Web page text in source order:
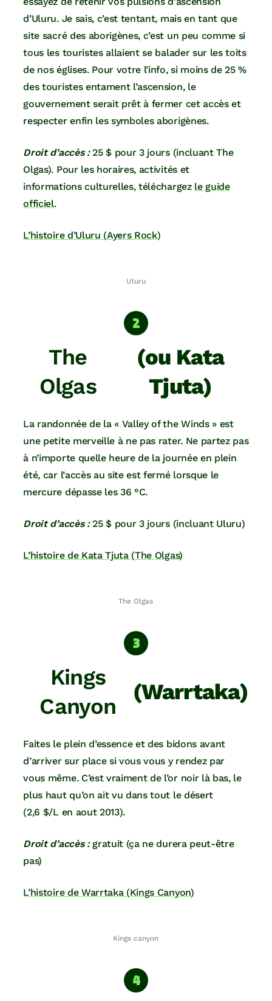
d’Uluru. Je sais, c’est tentant, mais en tant que
site sacré des aborigènes, c’est un peu comme si
tous les touristes allaient se balader sur les toits
de nos églises. Pour votre l’info, si moins de 25 %
des touristes entament l’ascension, le
gouvernement serait prêt à fermer cet accès et
respecter enfin les symboles aborigènes.
Droit d’accès : 25 $ pour 3 jours (incluant The
Olgas). Pour les horaires, activités et
informations culturelles, téléchargez le guide
officiel.
L’histoire d’Uluru (Ayers Rock)
Uluru
The
Olgas
(ou Kata
Tjuta)
La randonnée de la « Valley of the Winds » est
une petite merveille à ne pas rater. Ne partez pas
à n’importe quelle heure de la journée en plein
été, car l’accès au site est fermé lorsque le
mercure dépasse les 36 °C.
Droit d’accès : 25 $ pour 3 jours (incluant Uluru)
L’histoire de Kata Tjuta (The Olgas)
The Olgas
Kings
Canyon
(Warrtaka)
Faites le plein d’essence et des bidons avant
d’arriver sur place si vous vous y rendez par
vous même. C’est vraiment de l’or noir là bas, le
plus haut qu’on ait vu dans tout le désert
(2,6 $/L en aout 2013).
Droit d’accès :gratuit (ça ne durera peut-être
pas)
L’histoire de Warrtaka (Kings Canyon)
Kings canyon